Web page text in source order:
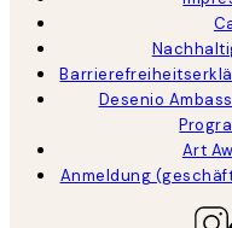
Desenio
Art
Anmeldung